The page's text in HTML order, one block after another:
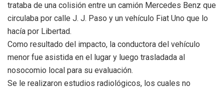
trataba de una colisión entre un camión Mercedes Benz que
circulaba por calle J. J. Paso y un vehículo Fiat Uno que lo
hacía por Libertad.
Como resultado del impacto, la conductora del vehículo
menor fue asistida en el lugar y luego trasladada al
nosocomio local para su evaluación.
Se le realizaron estudios radiológicos, los cuales no